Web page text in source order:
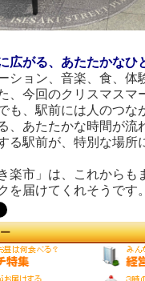
広がる、あたたかなひ
ション、音楽、食、体
、今回のクリスマスマ
も、駅前には人のつな
、あたたかな時間が流
る駅前が、特別な場所
楽市」は、これからも
を届けてくれそうです。